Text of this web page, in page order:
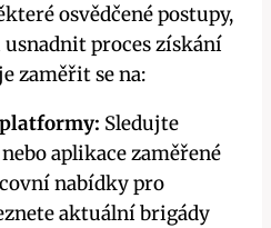
osvědčené postupy,
proces získání
zaměřit se na:
Sledujte
aplikace zaměřené
nabídky pro
aktuální brigády